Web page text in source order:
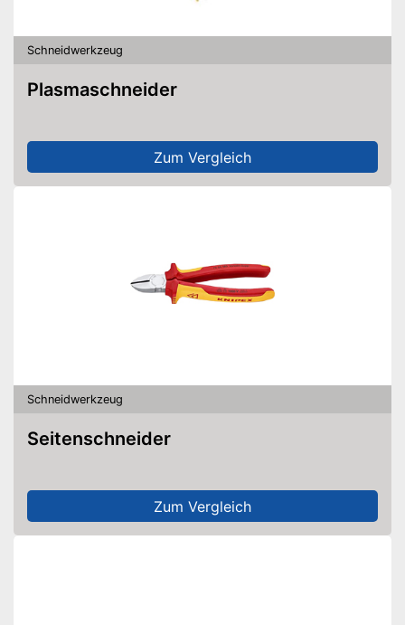
Schneidwerkzeug
Plasmaschneider
Zum Vergleich
Schneidwerkzeug
Seitenschneider
Zum Vergleich